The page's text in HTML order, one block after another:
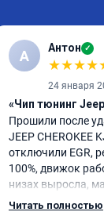
А Антон ✓
★★★★
24 января
«Чип тюнинг
Прошили после
JEEP CHEROKEE
отключили EGR,
100%, движок
низах выросла,
интереснее,
Читать полностью